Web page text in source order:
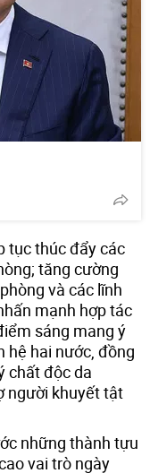
tục thúc đẩy các
tăng cường
và các lĩnh
mạnh hợp tác
sáng mang ý
hệ hai nước, đồng
chất độc da
người khuyết tật
những thành tựu
vai trò ngày